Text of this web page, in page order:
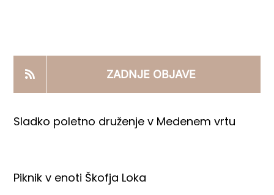
PRODAJNI IZDELKI
AKTUALNO
ZADNJE OBJAVE
Sladko poletno druženje v Medenem vrtu
Piknik v enoti Škofja Loka